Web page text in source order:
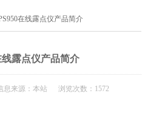
在线露点仪产品简介
线露点仪产品简介
息来源：本站 浏览次数：1572